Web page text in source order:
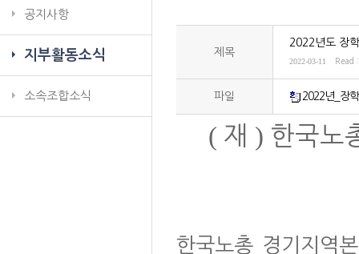
공지사항
지부활동소식
소속조합소식
제목
2022년도 장
2022-03-11 Read
파일 2022년_장
( 재 ) 한국노
한국노총 경기지역